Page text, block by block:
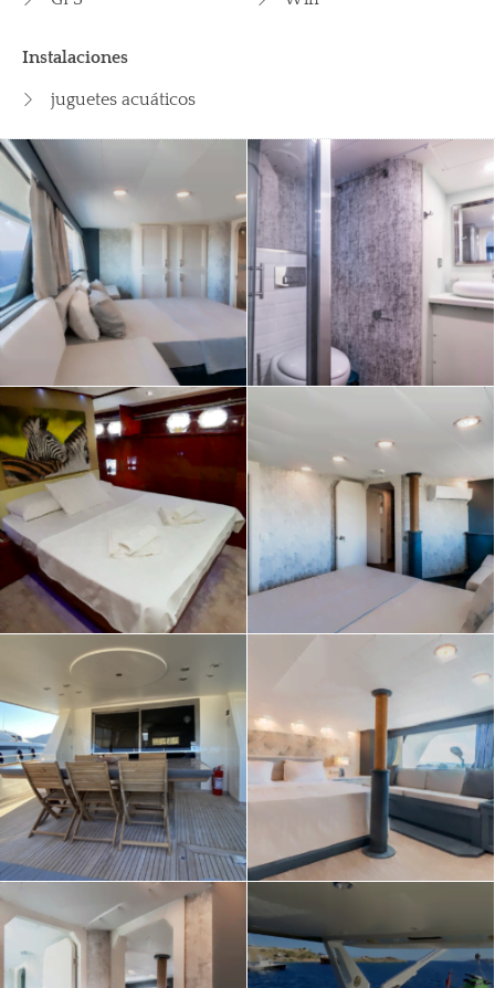
Instalaciones
juguetes acuáticos